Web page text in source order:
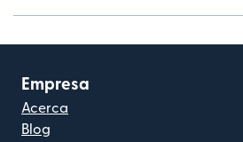
Empresa
Acerca
Blog